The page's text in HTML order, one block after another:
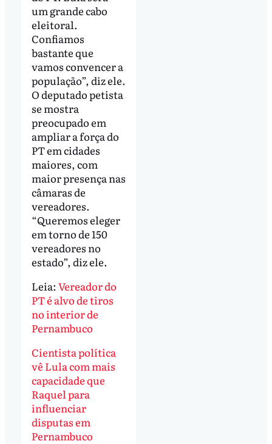
um grande cabo
eleitoral.
Confiamos
bastante que
vamos convencer a
população”, diz ele.
O deputado petista
se mostra
preocupado em
ampliar a força do
PT em cidades
maiores, com
maior presença nas
câmaras de
vereadores.
“Queremos eleger
em torno de 150
vereadores no
estado”, diz ele.
Leia: Vereador do
PT é alvo de tiros
no interior de
Pernambuco
Cientista política
vê Lula com mais
capacidade que
Raquel para
influenciar
disputas em
Pernambuco